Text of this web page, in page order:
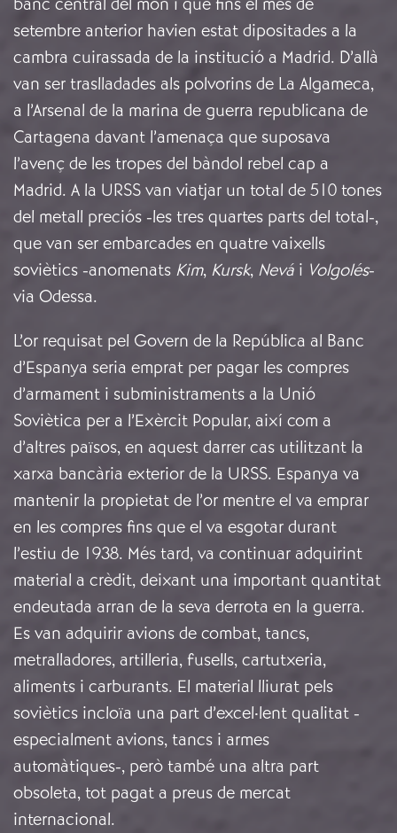
setembre anterior havien estat dipositades a la
cambra cuirassada de la institució a Madrid. D’allà
van ser traslladades als polvorins de La Algameca,
a l’Arsenal de la marina de guerra republicana de
Cartagena davant l’amenaça que suposava
l’avenç de les tropes del bàndol rebel cap a
Madrid. A la URSS van viatjar un total de 510 tones
del metall preciós -les tres quartes parts del total-,
que van ser embarcades en quatre vaixells
soviètics -anomenats Kim, Kursk, Nevá i Volgolés-
via Odessa.
L’or requisat pel Govern de la República al Banc
d’Espanya seria emprat per pagar les compres
d’armament i subministraments a la Unió
Soviètica per a l’Exèrcit Popular, així com a
d’altres països, en aquest darrer cas utilitzant la
xarxa bancària exterior de la URSS. Espanya va
mantenir la propietat de l’or mentre el va emprar
en les compres fins que el va esgotar durant
l’estiu de 1938. Més tard, va continuar adquirint
material a crèdit, deixant una important quantitat
endeutada arran de la seva derrota en la guerra.
Es van adquirir avions de combat, tancs,
metralladores, artilleria, fusells, cartutxeria,
aliments i carburants. El material lliurat pels
soviètics incloïa una part d’excel·lent qualitat -
especialment avions, tancs i armes
automàtiques-, però també una altra part
obsoleta, tot pagat a preus de mercat
internacional.